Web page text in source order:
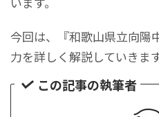
今回は、『和歌山県立向陽
力を詳しく解説していきます
この記事の執筆者